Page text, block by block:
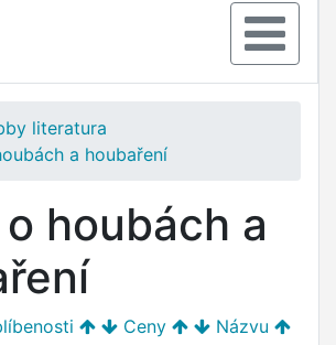
literatura
a houbaření
houbách a
Ceny Názvu